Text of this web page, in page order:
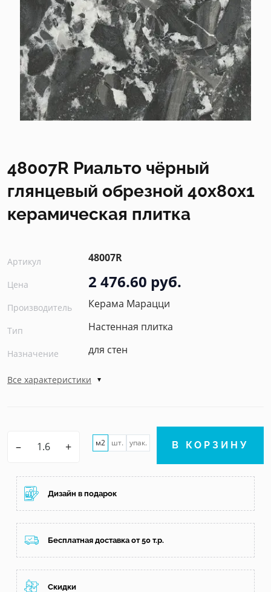
48007R Риальто чёрный
глянцевый обрезной 40x80x1
керамическая плитка
Артикул 48007R
Цена 2 476.60 руб.
Производитель Керама Марацци
Тип Настенная плитка
Назначение для стен
Все характеристики
– + м2 шт. упак. В КОРЗИНУ
Дизайн в подарок
Бесплатная доставка от 50 т.р.
Скидки